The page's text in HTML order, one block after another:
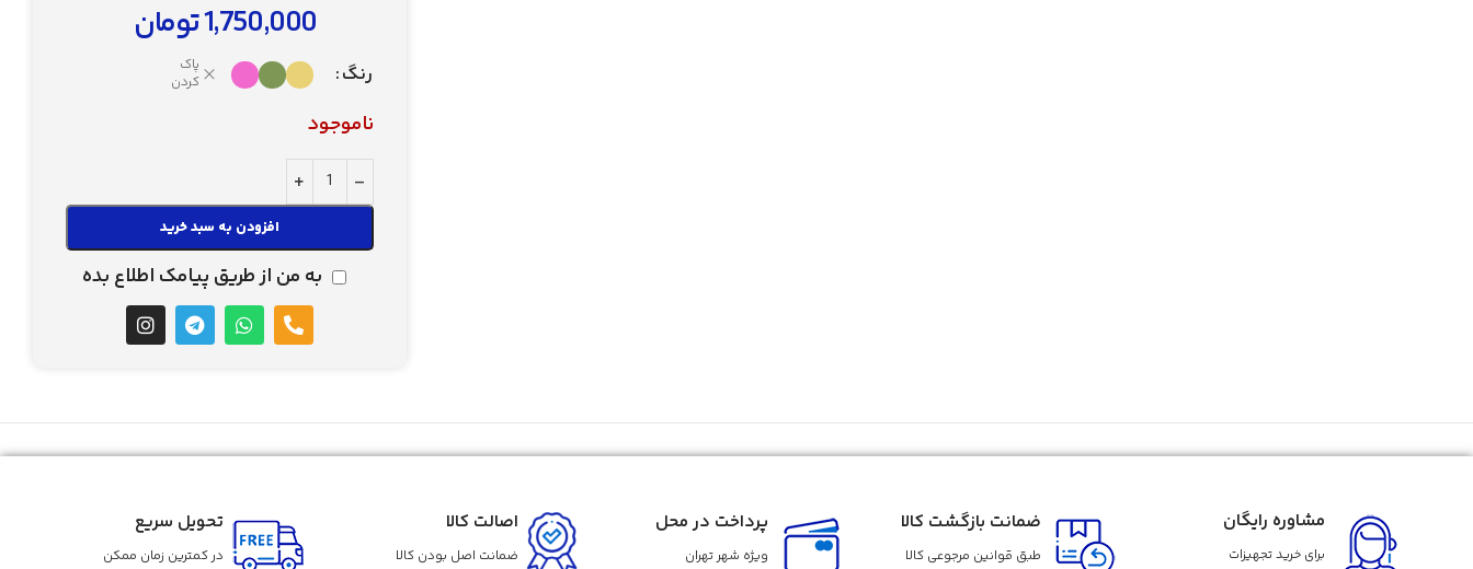
1,750,000تومان
رنگ
پاک
کردن
ناموجود
افزودن به سبد خرید
به من از طریق پیامک اطلاع بده
مشاوره رایگان
برای خرید تجهیزات
ضمانت بازگشت کالا
طبق قوانین مرجوعی کالا
پرداخت در محل
ویژه شهر تهران
اصالت کالا
ضمانت اصل بودن کالا
تحویل سریع
در کمترین زمان ممکن